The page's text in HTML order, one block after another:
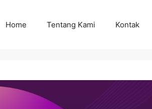
Home Tentang Kami Kontak